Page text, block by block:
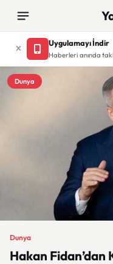
Uygulamayı İndir
Haberleri anında
Dunya
Dunya
Hakan